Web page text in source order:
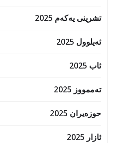
تشرینی یەکەم 2025
ئەیلوول 2025
ئاب 2025
تەممووز 2025
حوزه‌یران 2025
ئازار 2025